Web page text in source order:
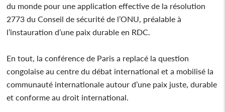
du monde pour une application effective de la résolution
2773 du Conseil de sécurité de l’ONU, préalable à
l’instauration d’une paix durable en RDC.
En tout, la conférence de Paris a replacé la question
congolaise au centre du débat international et a mobilisé la
communauté internationale autour d’une paix juste, durable
et conforme au droit international.